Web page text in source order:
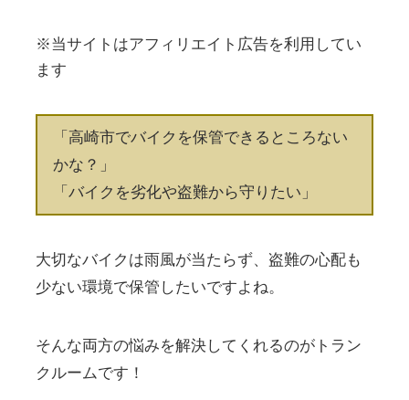
※当サイトはアフィリエイト広告を利用してい
ます
「高崎市でバイクを保管できるところない
かな？」
「バイクを劣化や盗難から守りたい」
大切なバイクは雨風が当たらず、盗難の心配も
少ない環境で保管したいですよね。
そんな両方の悩みを解決してくれるのがトラン
クルームです！